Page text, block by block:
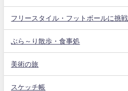
フリースタイル・フットボールに挑戦
ぶら～り散歩・食事処
美術の旅
スケッチ帳